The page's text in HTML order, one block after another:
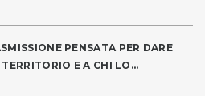
PENSATA PER DARE
E A CHI LO...